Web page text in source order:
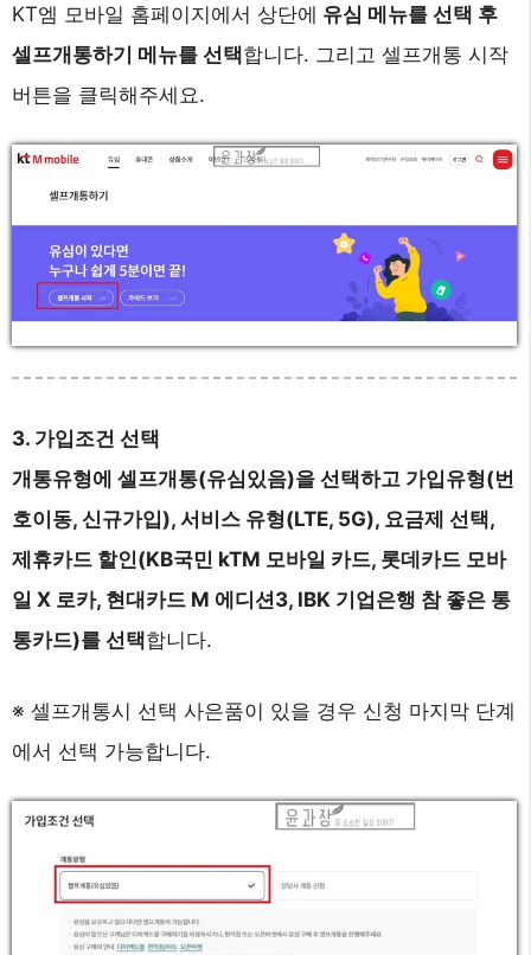
KT엠 모바일 홈페이지에서 상단에 유심 메뉴를 선택 후
셀프개통하기 메뉴를 선택합니다. 그리고 셀프개통 시작
버튼을 클릭해주세요.
3. 가입조건 선택
개통유형에 셀프개통(유심있음)을 선택하고 가입유형(번
호이동, 신규가입), 서비스 유형(LTE, 5G), 요금제 선택,
제휴카드 할인(KB국민 kTM 모바일 카드, 롯데카드 모바
일 X 로카, 현대카드 M 에디션3, IBK 기업은행 참 좋은 통
통카드)를 선택합니다.
※ 셀프개통시 선택 사은품이 있을 경우 신청 마지막 단계
에서 선택 가능합니다.